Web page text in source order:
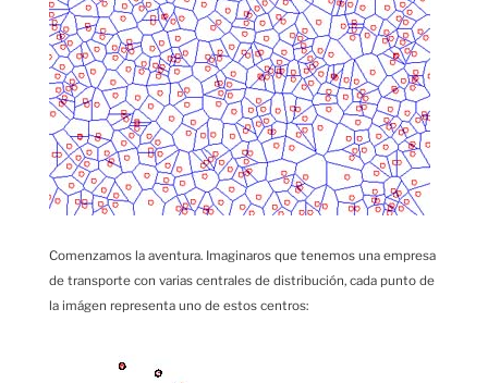
Comenzamos la aventura. Imaginaros que tenemos una empresa
de transporte con varias centrales de distribución, cada punto de
la imágen representa uno de estos centros: